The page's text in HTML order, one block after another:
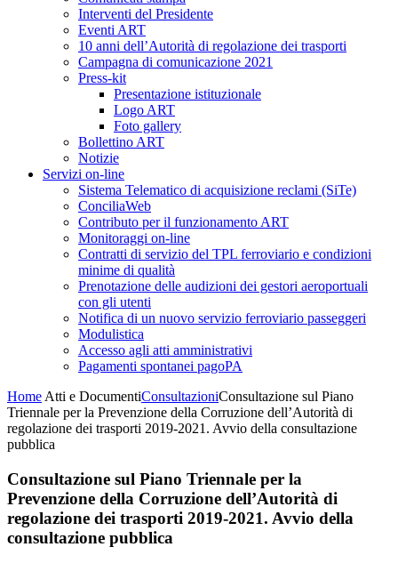
Interventi del Presidente
Eventi ART
10 anni dell’Autorità di regolazione dei trasporti
Campagna di comunicazione 2021
Press-kit
Presentazione istituzionale
Logo ART
Foto gallery
Bollettino ART
Notizie
Servizi on-line
Sistema Telematico di acquisizione reclami (SiTe)
ConciliaWeb
Contributo per il funzionamento ART
Monitoraggi on-line
Contratti di servizio del TPL ferroviario e condizioni
minime di qualità
Prenotazione delle audizioni dei gestori aeroportuali
con gli utenti
Notifica di un nuovo servizio ferroviario passeggeri
Modulistica
Accesso agli atti amministrativi
Pagamenti spontanei pagoPA
Home Atti e DocumentiConsultazioniConsultazione sul Piano
Triennale per la Prevenzione della Corruzione dell’Autorità di
regolazione dei trasporti 2019-2021. Avvio della consultazione
pubblica
Consultazione sul Piano Triennale per la
Prevenzione della Corruzione dell’Autorità di
regolazione dei trasporti 2019-2021. Avvio della
consultazione pubblica